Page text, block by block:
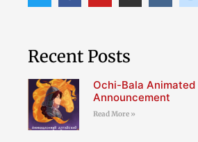
Recent Posts
Ochi-Bala Animated
Announcement
Read More »